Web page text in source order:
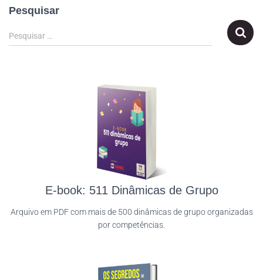
Pesquisar
Pesquisar …
E-book: 511 Dinâmicas de Grupo
Arquivo em PDF com mais de 500 dinâmicas de grupo organizadas
por competências.